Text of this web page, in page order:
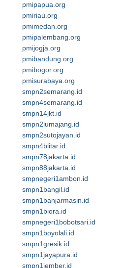
pmipapua.org
pmiriau.org
pmimedan.org
pmipalembang.org
pmijogja.org
pmibandung.org
pmibogor.org
pmisurabaya.org
smpn2semarang.id
smpn4semarang.id
smpn14jkt.id
smpn2lumajang.id
smpn2sutojayan.id
smpn4blitar.id
smpn78jakarta.id
smpn88jakarta.id
smpnegeri1ambon.id
smpn1bangil.id
smpn1banjarmasin.id
smpn1biora.id
smpnegeri1bobotsari.id
smpn1boyolali.id
smpn1gresik.id
smpn1jayapura.id
smpn1jember.id